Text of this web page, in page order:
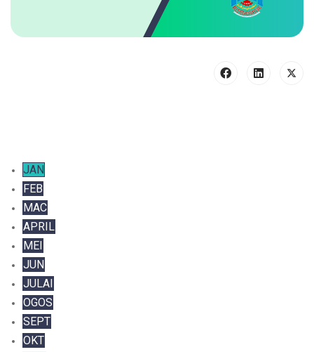
JAN
FEB
MAC
APRIL
MEI
JUN
JULAI
OGOS
SEPT
OKT